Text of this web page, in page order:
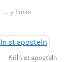
... y 1 más
Köln st aposteln